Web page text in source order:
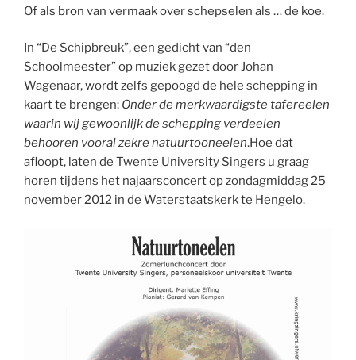
Of als bron van vermaak over schepselen als … de koe.
In “De Schipbreuk”, een gedicht van “den
Schoolmeester” op muziek gezet door Johan
Wagenaar, wordt zelfs gepoogd de hele schepping in
kaart te brengen: Onder de merkwaardigste tafereelen
waarin wij gewoonlijk de schepping verdeelen
behooren vooral zekre natuurtooneelen.Hoe dat
afloopt, laten de Twente University Singers u graag
horen tijdens het najaarsconcert op zondagmiddag 25
november 2012 in de Waterstaatskerk te Hengelo.